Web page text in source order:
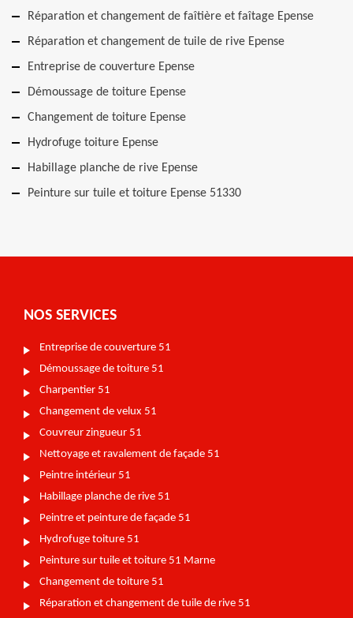
Réparation et changement de faîtière et faîtage Epense
Réparation et changement de tuile de rive Epense
Entreprise de couverture Epense
Démoussage de toiture Epense
Changement de toiture Epense
Hydrofuge toiture Epense
Habillage planche de rive Epense
Peinture sur tuile et toiture Epense 51330
NOS SERVICES
Entreprise de couverture 51
Démoussage de toiture 51
Charpentier 51
Changement de velux 51
Couvreur zingueur 51
Nettoyage et ravalement de façade 51
Peintre intérieur 51
Habillage planche de rive 51
Peintre et peinture de façade 51
Hydrofuge toiture 51
Peinture sur tuile et toiture 51 Marne
Changement de toiture 51
Réparation et changement de tuile de rive 51